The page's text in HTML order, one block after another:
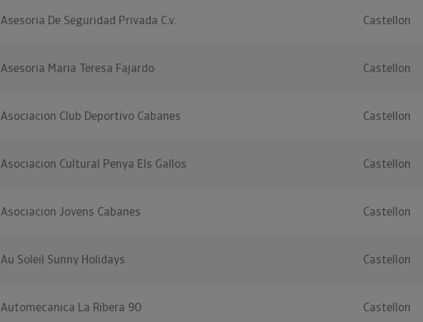
Asesoria De Seguridad Privada C.v. Castellon
Asesoria Maria Teresa Fajardo Castellon
Asociacion Club Deportivo Cabanes Castellon
Asociacion Cultural Penya Els Gallos Castellon
Asociacion Jovens Cabanes Castellon
Au Soleil Sunny Holidays Castellon
Automecanica La Ribera 90 Castellon